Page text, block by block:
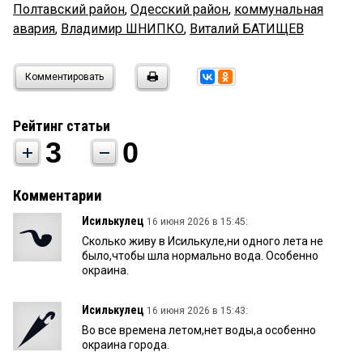
Полтавский район, Одесский район, коммунальная
авария, Владимир ШНИПКО, Виталий БАТИЩЕВ
Комментировать
Рейтинг статьи
3 0
Комментарии
Исилькулец 16 июня 2026 в 15:45:
Сколько живу в Исилькуле,ни одного лета не
было,чтобы шла нормально вода. Особенно
окраина.
Исилькулец 16 июня 2026 в 15:43:
Во все времена летом,нет воды,а особенно
окраина города.